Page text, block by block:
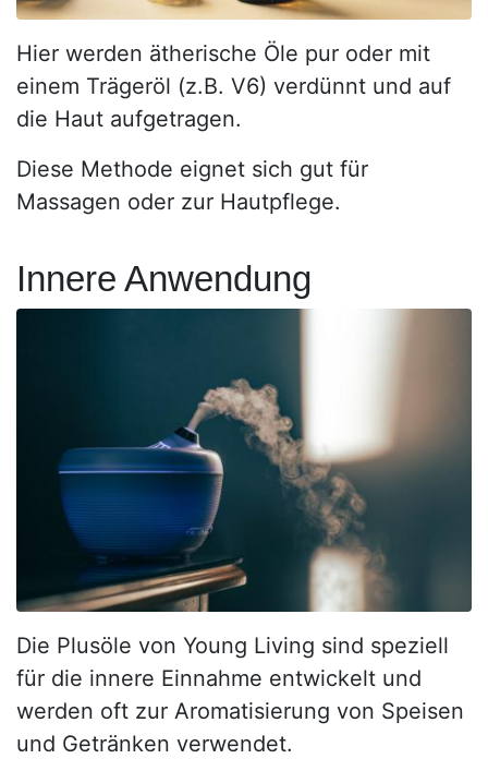
Hier werden ätherische Öle pur oder mit
einem Trägeröl (z.B. V6) verdünnt und auf
die Haut aufgetragen.
Diese Methode eignet sich gut für
Massagen oder zur Hautpflege.
Innere Anwendung
Die Plusöle von Young Living sind speziell
für die innere Einnahme entwickelt und
werden oft zur Aromatisierung von Speisen
und Getränken verwendet.